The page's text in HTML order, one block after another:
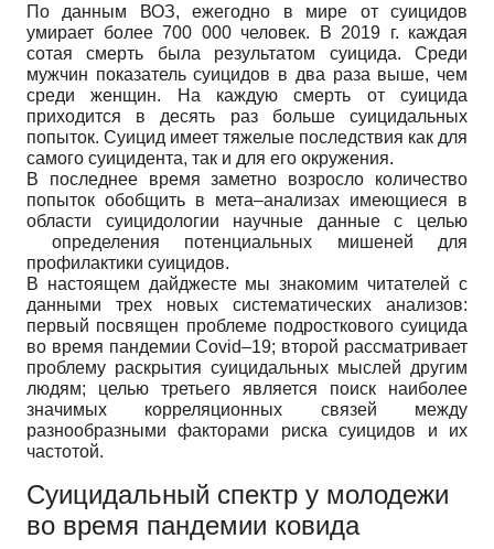
По данным ВОЗ, ежегодно в мире от суицидов
умирает более 700 000 человек. В 2019 г. каждая
сотая смерть была результатом суицида. Среди
мужчин показатель суицидов в два раза выше, чем
среди женщин. На каждую смерть от суицида
приходится в десять раз больше суицидальных
попыток. Суицид имеет тяжелые последствия как для
самого суицидента, так и для его окружения.
В последнее время заметно возросло количество
попыток обобщить в мета–анализах имеющиеся в
области суицидологии научные данные с целью
определения потенциальных мишеней для
профилактики суицидов.
В настоящем дайджесте мы знакомим читателей с
данными трех новых систематических анализов:
первый посвящен проблеме подросткового суицида
во время пандемии Covid–19; второй рассматривает
проблему раскрытия суицидальных мыслей другим
людям; целью третьего является поиск наиболее
значимых корреляционных связей между
разнообразными факторами риска суицидов и их
частотой.
Суицидальный спектр у молодежи
во время пандемии ковида